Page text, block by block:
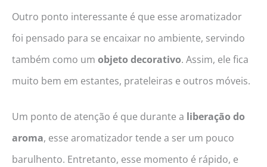
Outro ponto interessante é que esse aromatizador
foi pensado para se encaixar no ambiente, servindo
também como um objeto decorativo. Assim, ele fica
muito bem em estantes, prateleiras e outros móveis.
Um ponto de atenção é que durante a liberação do
aroma, esse aromatizador tende a ser um pouco
barulhento. Entretanto, esse momento é rápido, e